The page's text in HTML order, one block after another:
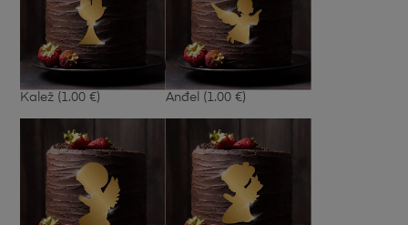
Kalež (1.00 €) Anđel (1.00 €)